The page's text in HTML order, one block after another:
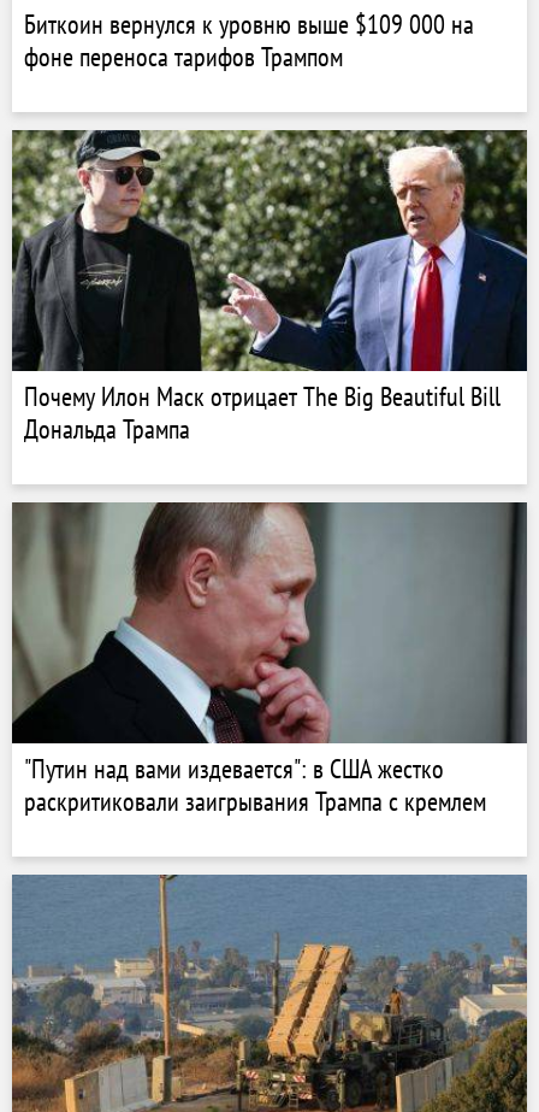
Биткоин вернулся к уровню выше $109 000 на
фоне переноса тарифов Трампом
Почему Илон Маск отрицает The Big Beautiful Bill
Дональда Трампа
"Путин над вами издевается": в США жестко
раскритиковали заигрывания Трампа с кремлем